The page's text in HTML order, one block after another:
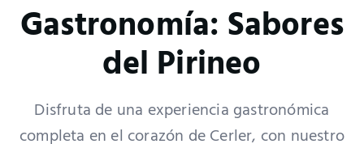
Gastronomía: Sabores
del Pirineo
Disfruta de una experiencia gastronómica
completa en el corazón de Cerler, con nuestro